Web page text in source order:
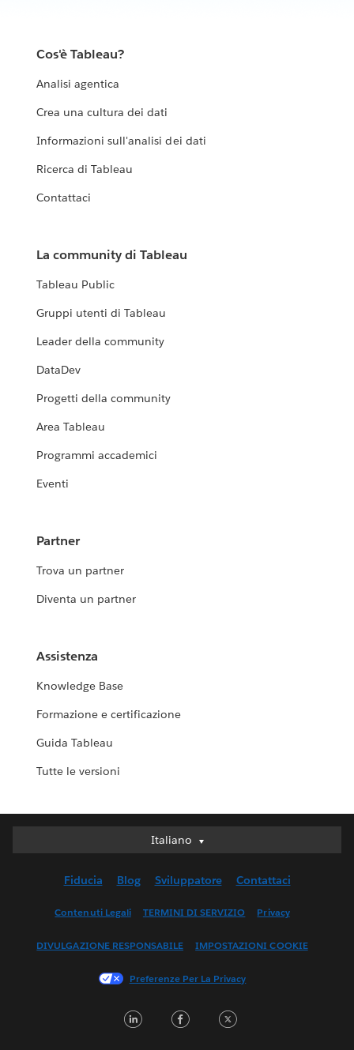
Cos'è Tableau?
Analisi agentica
Crea una cultura dei dati
Informazioni sull'analisi dei dati
Ricerca di Tableau
Contattaci
La community di Tableau
Tableau Public
Gruppi utenti di Tableau
Leader della community
DataDev
Progetti della community
Area Tableau
Programmi accademici
Eventi
Partner
Trova un partner
Diventa un partner
Assistenza
Knowledge Base
Formazione e certificazione
Guida Tableau
Tutte le versioni
Italiano
Italiano
English (UK)
Français (Canada)
한국어
Fiducia Blog Sviluppatore Contattaci
Contenuti Legali TERMINI DI SERVIZIO Privacy
DIVULGAZIONE RESPONSABILE IMPOSTAZIONI COOKIE
Preferenze Per La Privacy
LinkedInFacebook